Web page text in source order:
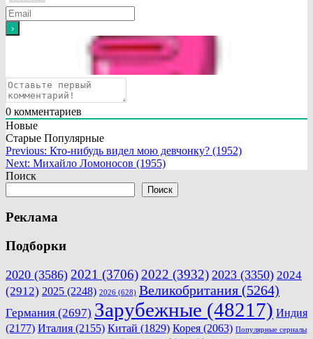
0 комментариев
Новые
Старые Популярные
Навигация
по
Previous: Кто-нибудь видел мою девчонку? (1952)
Next: Михайло Ломоносов (1955)
Поиск
Поиск
Реклама
Подборки
2020 (3586) 2021 (3706) 2022 (3932) 2023 (3350) 2024
(2912) 2025 (2248) 2026 (628) Великобритания (5264)
Германия (2697) Зарубежные (48217) Индия
(2177) Италия (2155) Китай (1829) Корея (2063) Популярные сериалы